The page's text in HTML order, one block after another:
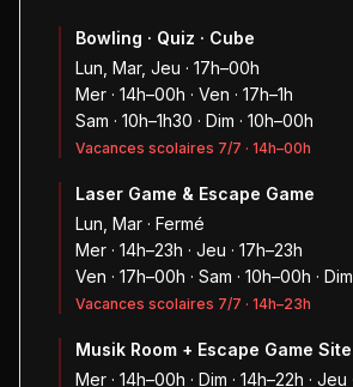
Bowling · Quiz · Cube
Lun, Mar, Jeu · 17h–00h
Mer · 14h–00h · Ven · 17h–1h
Sam · 10h–1h30 · Dim · 10h–00h
Vacances scolaires 7/7 · 14h–00h
Laser Game & Escape Game
Lun, Mar · Fermé
Mer · 14h–23h · Jeu · 17h–23h
Ven · 17h–00h · Sam · 10h–00h ·
Vacances scolaires 7/7 · 14h–23h
Musik Room + Escape Game
Mer · 14h–00h · Dim · 14h–22h · Jeu